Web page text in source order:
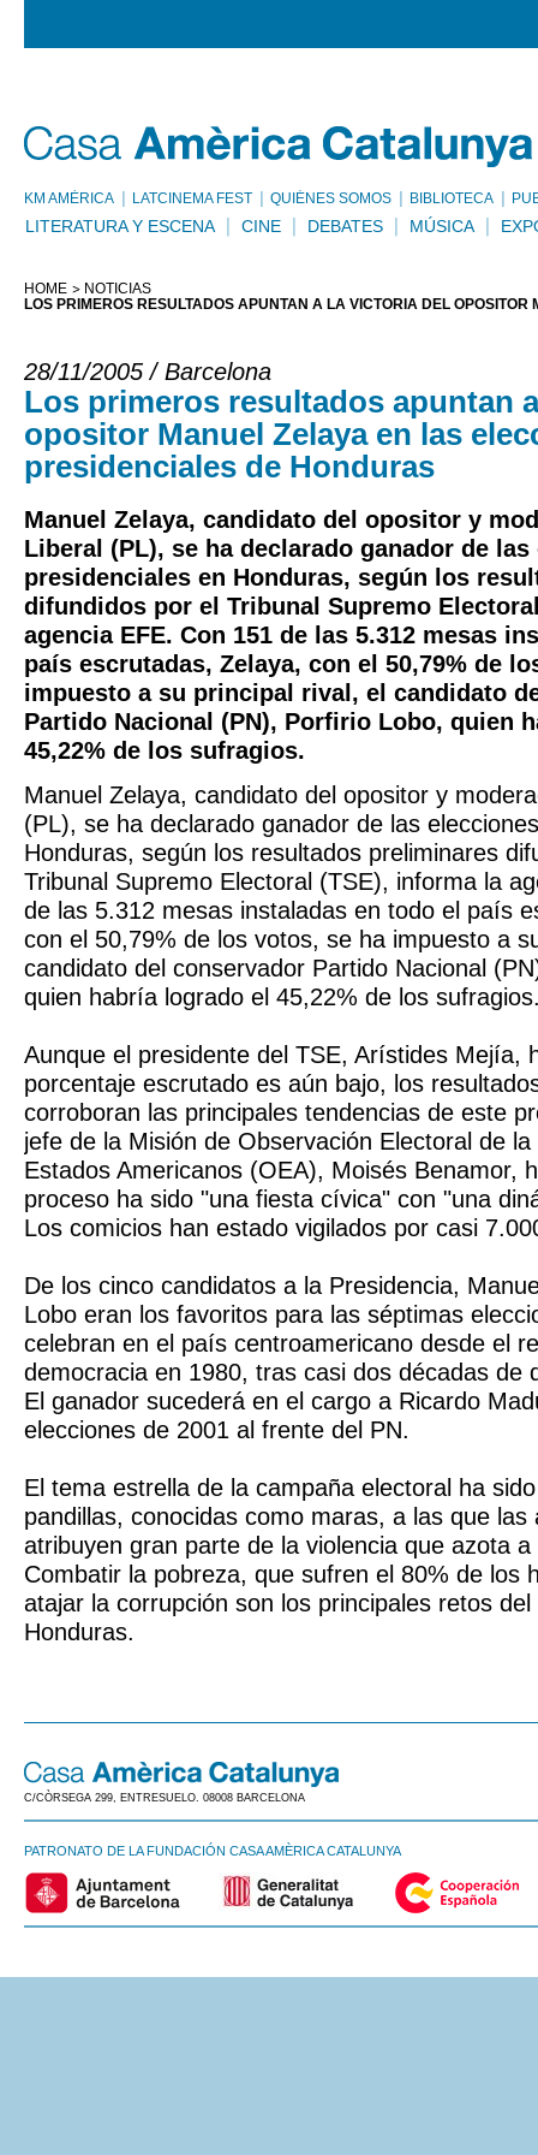
KM AMÈRICA LATCINEMA FEST QUIÉNES SOMOS BIBLIOTECA
LITERATURA Y ESCENA CINE DEBATES MÚSICA
HOME
NOTICIAS
LOS PRIMEROS RESULTADOS APUNTAN A LA VICTORIA DEL
28/11/2005 / Barcelona
Los primeros resultados apuntan
opositor Manuel Zelaya en las
presidenciales de Honduras
Manuel Zelaya, candidato del opositor y
Liberal (PL), se ha declarado ganador de
presidenciales en Honduras, según los
difundidos por el Tribunal Supremo
agencia EFE. Con 151 de las 5.312 mesas
país escrutadas, Zelaya, con el 50,79% de
impuesto a su principal rival, el candidato
Partido Nacional (PN), Porfirio Lobo, quien
45,22% de los sufragios.
Manuel Zelaya, candidato del opositor y
(PL), se ha declarado ganador de las
Honduras, según los resultados preliminares
Tribunal Supremo Electoral (TSE), informa la
de las 5.312 mesas instaladas en todo el país
con el 50,79% de los votos, se ha impuesto a
candidato del conservador Partido Nacional
quien habría logrado el 45,22% de los
Aunque el presidente del TSE, Arístides Mejía,
porcentaje escrutado es aún bajo, los
corroboran las principales tendencias de este
jefe de la Misión de Observación Electoral de
Estados Americanos (OEA), Moisés Benamor,
proceso ha sido "una fiesta cívica" con "una
Los comicios han estado vigilados por casi
De los cinco candidatos a la Presidencia,
Lobo eran los favoritos para las séptimas
celebran en el país centroamericano desde el
democracia en 1980, tras casi dos décadas de
El ganador sucederá en el cargo a Ricardo
elecciones de 2001 al frente del PN.
El tema estrella de la campaña electoral ha
pandillas, conocidas como maras, a las que las
atribuyen gran parte de la violencia que azota
Combatir la pobreza, que sufren el 80% de los
atajar la corrupción son los principales retos
Honduras.
C/CÒRSEGA 299, ENTRESUELO. 08008 BARCELONA
PATRONATO DE LA FUNDACIÓN CASA AMÈRICA CATALUNYA